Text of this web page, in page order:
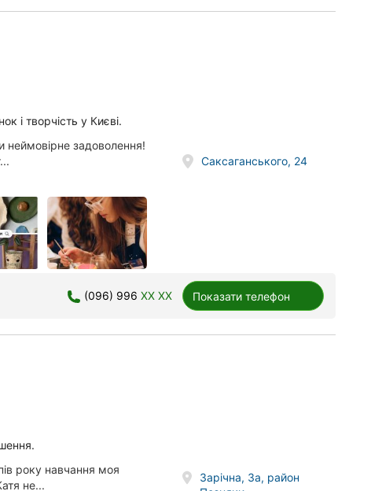
і творчість у Києві.
неймовірне задоволення!
Саксаганського, 24
(096) 996 XX XX Показати телефон
року навчання моя
не...
Зарічна, 3а, район